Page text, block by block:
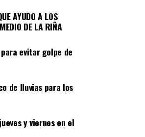
AYUDO A LOS
DE LA RIÑA
evitar golpe de
de lluvias para los
y viernes en el